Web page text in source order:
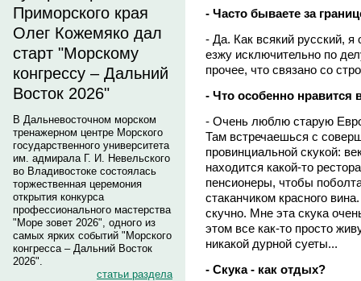
Приморского края
Олег Кожемяко дал
старт "Морскому
конгрессу – Дальний
Восток 2026"
В Дальневосточном морском
тренажерном центре Морского
государственного университета
им. адмирала Г. И. Невельского
во Владивостоке состоялась
торжественная церемония
открытия конкурса
профессионального мастерства
"Море зовет 2026", одного из
самых ярких событий "Морского
конгресса – Дальний Восток
2026".
статьи раздела
- Часто бываете за
- Да. Как всякий русский,
езжу исключительно по
прочее, что связано со
- Что особенно нравится
- Очень люблю старую
Там встречаешься с
провинциальной скукой:
находится какой-то
пенсионеры, чтобы
стаканчиком красного
скучно. Мне эта скука
этом все как-то просто
никакой дурной суеты...
- Скука - как отдых?